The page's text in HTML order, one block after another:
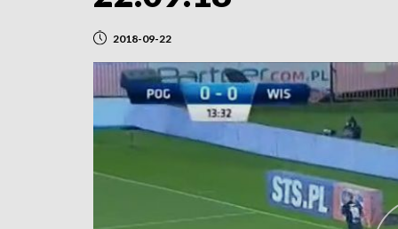
2018-09-22